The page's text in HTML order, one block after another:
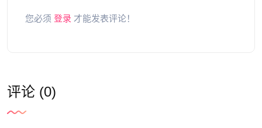
您必须 登录 才能发表评论！
评论 (0)